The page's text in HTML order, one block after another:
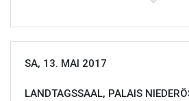
SA, 13. MAI 2017
LANDTAGSSAAL, PALAIS